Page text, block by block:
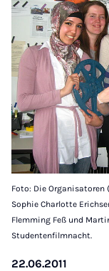
Foto: Die Organisatoren
Sophie Charlotte
Flemming Feß und
Studentenfilmnacht.
22.06.2011